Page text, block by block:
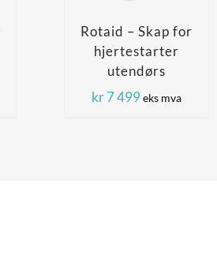
Rotaid – Skap for
hjertestarter
utendørs
kr7 499 eks mva